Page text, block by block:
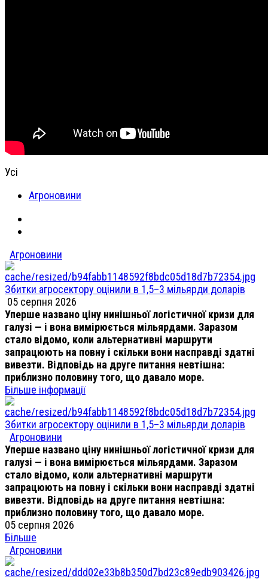
Усі
Агроновини
Агроновини
Збитки агросектору оцінили в 1,5–3 мільярди доларів
05 серпня 2026
Уперше названо ціну нинішньої логістичної кризи для
галузі — і вона вимірюється мільярдами. Заразом
стало відомо, коли альтернативні маршрути
запрацюють на повну і скільки вони насправді здатні
вивезти. Відповідь на друге питання невтішна:
приблизно половину того, що давало море.
Більше інформації
Збитки агросектору оцінили в 1,5–3 мільярди доларів
Агроновини
Уперше названо ціну нинішньої логістичної кризи для
галузі — і вона вимірюється мільярдами. Заразом
стало відомо, коли альтернативні маршрути
запрацюють на повну і скільки вони насправді здатні
вивезти. Відповідь на друге питання невтішна:
приблизно половину того, що давало море.
05 серпня 2026
Більше
Агроновини